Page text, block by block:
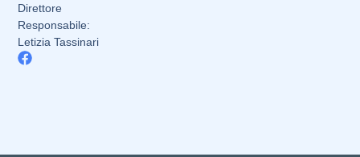
Direttore
Responsabile:
Letizia Tassinari